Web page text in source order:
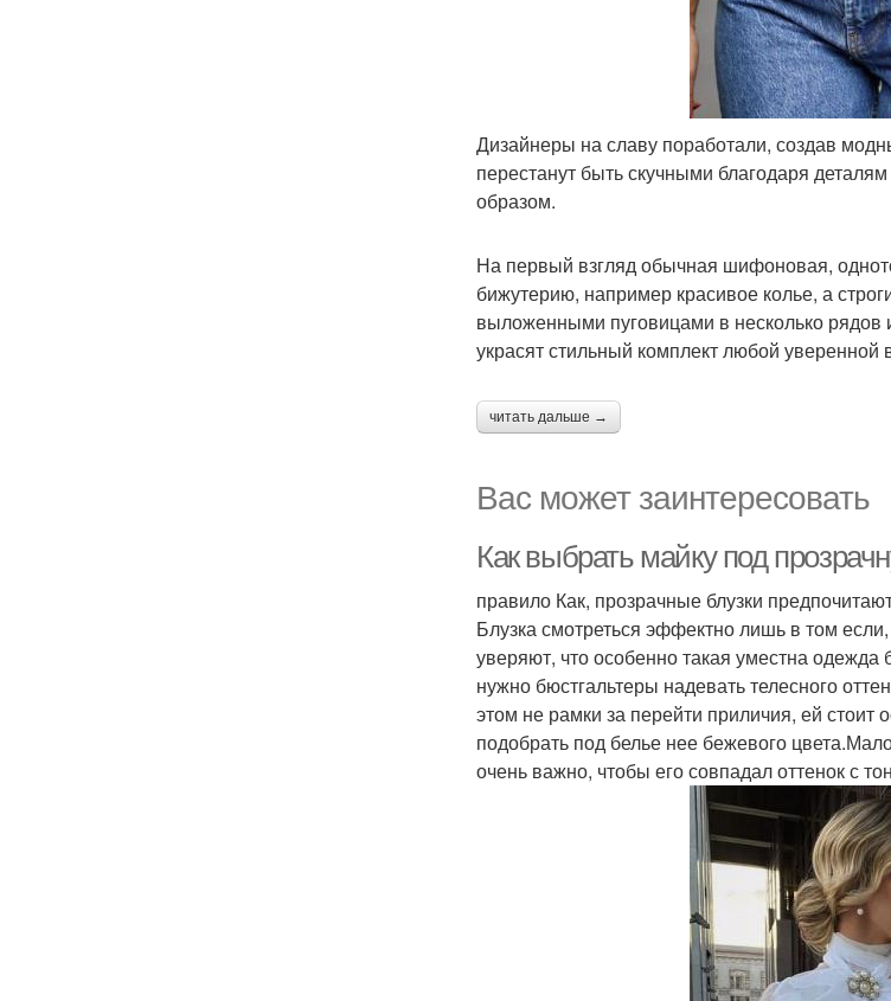
Дизайнеры на славу поработали, создав
перестанут быть скучными благодаря
образом.
На первый взгляд обычная шифоновая,
бижутерию, например красивое колье, а
выложенными пуговицами в несколько
украсят стильный комплект любой
читать дальше →
Вас может заинтересовать
Как выбрать майку под
правило Как, прозрачные блузки
Блузка смотреться эффектно лишь в том
уверяют, что особенно такая уместна
нужно бюстгальтеры надевать телесного
этом не рамки за перейти приличия, ей стоит
подобрать под белье нее бежевого
очень важно, чтобы его совпадал оттенок с